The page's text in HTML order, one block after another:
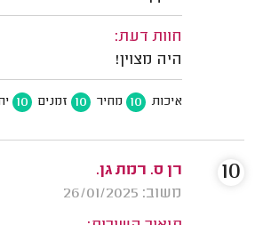
חוות דעת:
היה מצוין!
איכות 10 מחיר 10 זמנים 10
רן ס. רמת גן.
משוב: 26/01/2025
10